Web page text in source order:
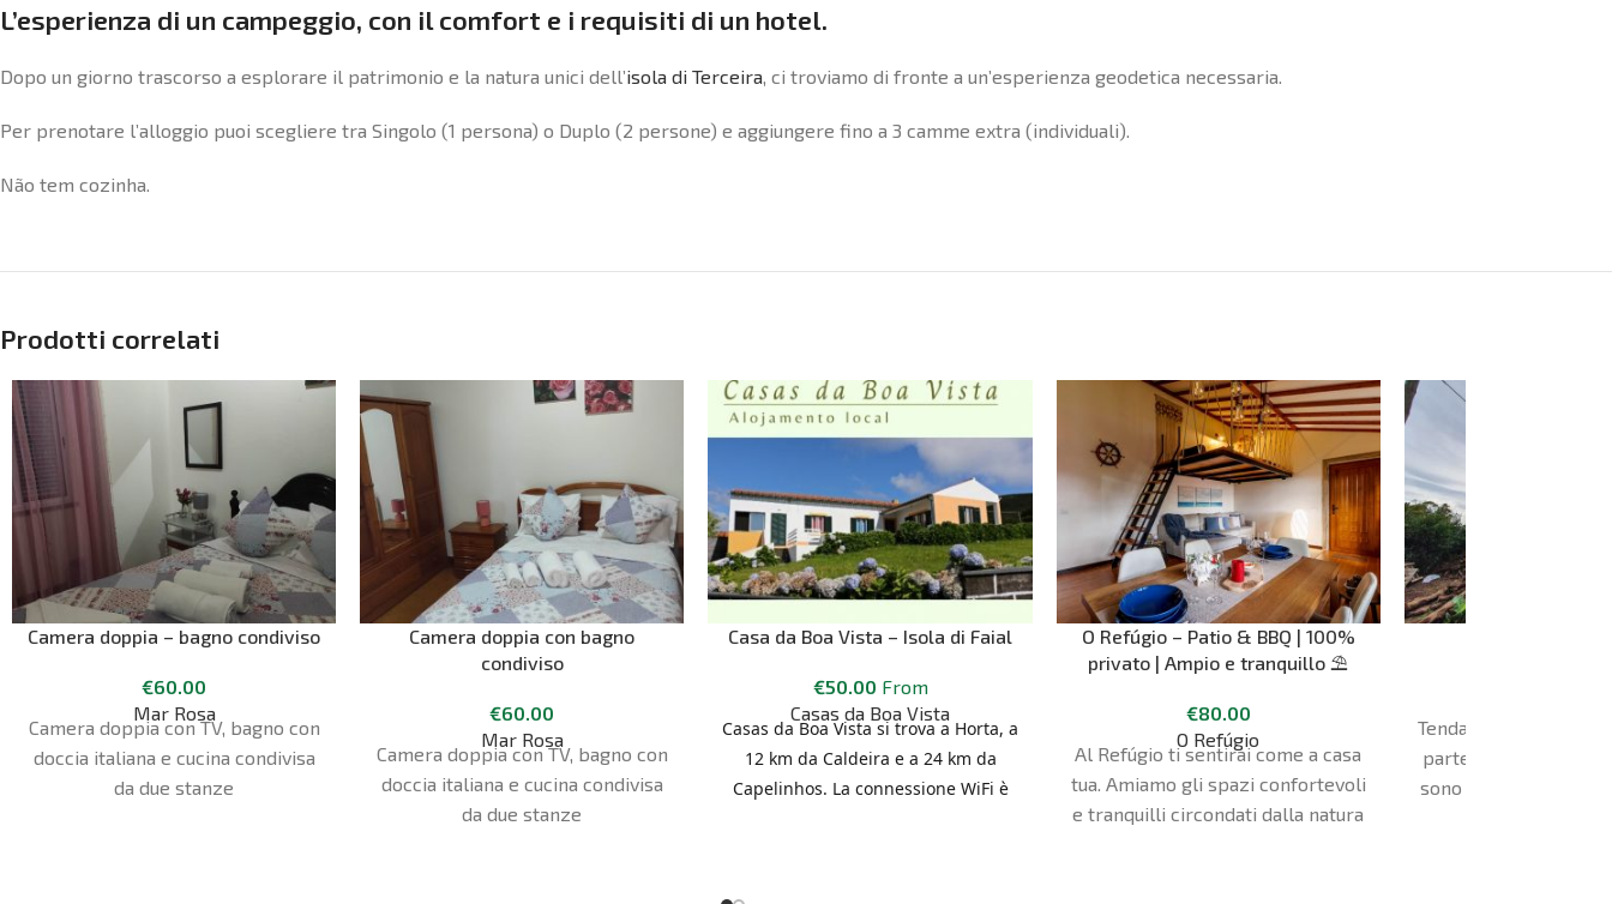
L’esperienza di un campeggio, con il comfort e i requisiti di un hotel.
Dopo un giorno trascorso a esplorare il patrimonio e la natura unici dell’isola di Terceira, ci troviamo di fronte a un’esperienza geodetica necessaria.
Per prenotare l’alloggio puoi scegliere tra Singolo (1 persona) o Duplo (2 persone) e aggiungere fino a 3 camme extra (individuali).
Não tem cozinha.
Prodotti correlati
Camera doppia – bagno condiviso
€60.00
Mar Rosa
Camera doppia con TV, bagno con
doccia italiana e cucina condivisa
da due stanze
Camera doppia con bagno
condiviso
€60.00
Mar Rosa
Camera doppia con TV, bagno con
doccia italiana e cucina condivisa
da due stanze
Casa da Boa Vista – Isola di Faial
€50.00 From
Casas da Boa Vista
Casas da Boa Vista si trova a Horta, a
12 km da Caldeira e a 24 km da
Capelinhos. La connessione WiFi è
O Refúgio – Patio & BBQ | 100%
privato | Ampio e tranquillo ⛱
€80.00
O Refúgio
Al Refúgio ti sentirai come a casa
tua. Amiamo gli spazi confortevoli
e tranquilli circondati dalla natura
Tenda sospesa a 3 m
parte frontale e
sono trasparenti e